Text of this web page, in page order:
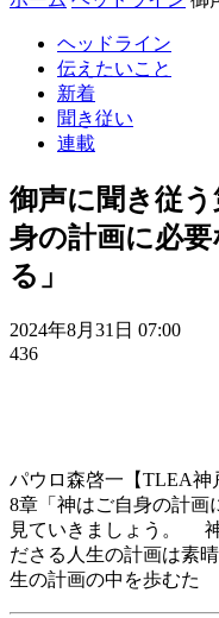
ヘッドライン
伝えたいこと
新着
聞き従い
連載
御声に聞き従う
身の計画に必
る」
2024年8月31日 07:00
436
パウロ森啓一【TLEA
8章「神はご自身の計画
見ていきましょう。
ださる人生の計画は素
生の計画の中を歩むた